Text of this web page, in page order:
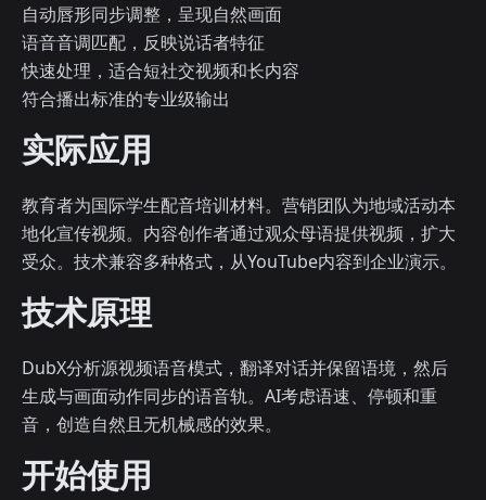
自动唇形同步调整，呈现自然画面
语音音调匹配，反映说话者特征
快速处理，适合短社交视频和长内容
符合播出标准的专业级输出
实际应用
教育者为国际学生配音培训材料。营销团队为地域活动本
地化宣传视频。内容创作者通过观众母语提供视频，扩大
受众。技术兼容多种格式，从YouTube内容到企业演示。
技术原理
DubX分析源视频语音模式，翻译对话并保留语境，然后
生成与画面动作同步的语音轨。AI考虑语速、停顿和重
音，创造自然且无机械感的效果。
开始使用